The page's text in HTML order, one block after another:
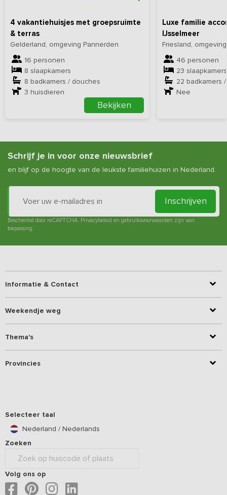
4 vakantiehuisjes met groepsruimte
& terras
Gelderland, omgeving Pannerden
16 personen
8 slaapkamers
8 badkamers / douches
3 huisdieren
Bekijken
Luxe familie
IJsselmeer
Friesland,
46 personen
23 slaapkamers
22 badkamers
Nee
Schrijf je in voor onze nieuwsbrief
en blijf op de hoogte van de leukste familiehuizen in Nederland.
Inschrijven
Beschermd door reCAPTCHA. Privacybeleid en gebruiksvoorwaarden zijn van
toepassing.
Informatie & Contact
Weekendje weg
Thema's
Provincies
Selecteer taal
Nederland / Nederlands
Zoeken
Volg ons op